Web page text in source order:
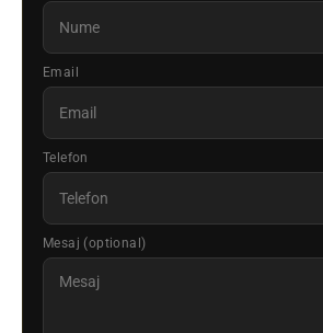
Email
Telefon
Mesaj (optional)